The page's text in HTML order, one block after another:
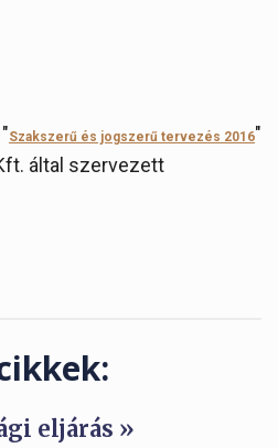
Szakszerű és jogszerű tervezés 2016"
által szervezett
eljárás »